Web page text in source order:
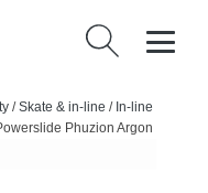
Vyhledávání
/Skate & in-line / In-line
Phuzion Argon